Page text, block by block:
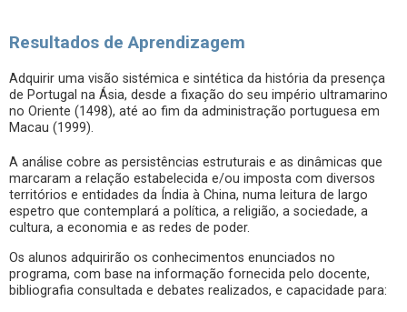
Resultados de Aprendizagem
Adquirir uma visão sistémica e sintética da história da presença
de Portugal na Ásia, desde a fixação do seu império ultramarino
no Oriente (1498), até ao fim da administração portuguesa em
Macau (1999).
A análise cobre as persistências estruturais e as dinâmicas que
marcaram a relação estabelecida e/ou imposta com diversos
territórios e entidades da Índia à China, numa leitura de largo
espetro que contemplará a política, a religião, a sociedade, a
cultura, a economia e as redes de poder.
Os alunos adquirirão os conhecimentos enunciados no
programa, com base na informação fornecida pelo docente,
bibliografia consultada e debates realizados, e capacidade para: